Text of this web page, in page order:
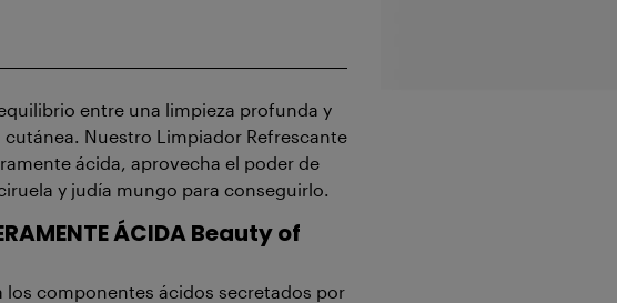
entre una limpieza profunda y
Nuestro Limpiador Refrescante
ácida, aprovecha el poder de
y judía mungo para conseguirlo.
ÁCIDABeauty of
los componentes ácidos secretados por